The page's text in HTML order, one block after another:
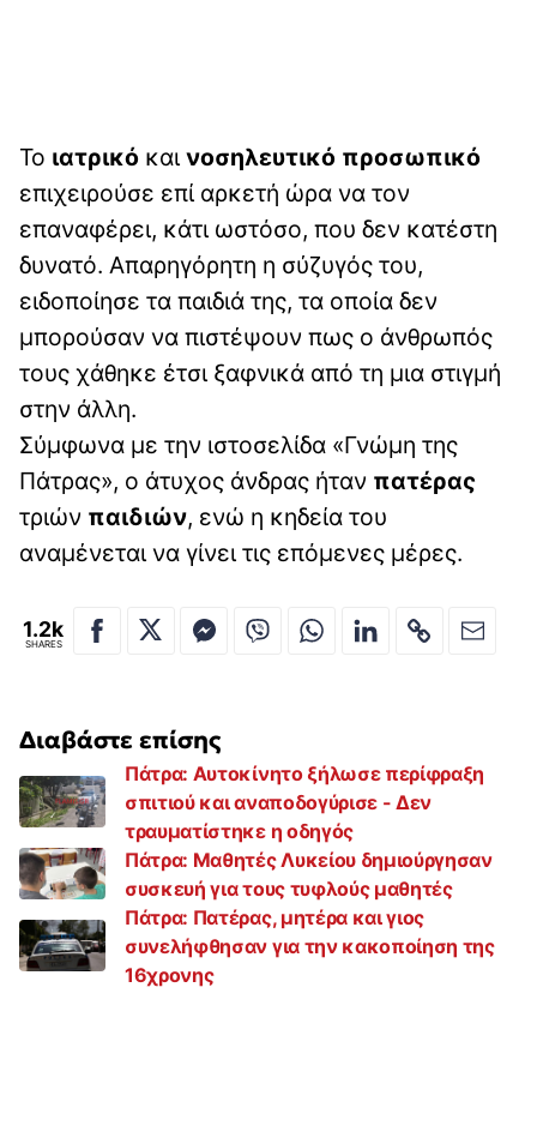
Το ιατρικό και νοσηλευτικό προσωπικό
επιχειρούσε επί αρκετή ώρα να τον
επαναφέρει, κάτι ωστόσο, που δεν κατέστη
δυνατό. Απαρηγόρητη η σύζυγός του,
ειδοποίησε τα παιδιά της, τα οποία δεν
μπορούσαν να πιστέψουν πως ο άνθρωπός
τους χάθηκε έτσι ξαφνικά από τη μια στιγμή
στην άλλη.
Σύμφωνα με την ιστοσελίδα «Γνώμη της
Πάτρας», ο άτυχος άνδρας ήταν πατέρας
τριών παιδιών, ενώ η κηδεία του
αναμένεται να γίνει τις επόμενες μέρες.
1.2k
SHARES
Διαβάστε επίσης
Πάτρα: Αυτοκίνητο ξήλωσε περίφραξη
σπιτιού και αναποδογύρισε - Δεν
τραυματίστηκε η οδηγός
Πάτρα: Μαθητές Λυκείου δημιούργησαν
συσκευή για τους τυφλούς μαθητές
Πάτρα: Πατέρας, μητέρα και γιος
συνελήφθησαν για την κακοποίηση της
16χρονης